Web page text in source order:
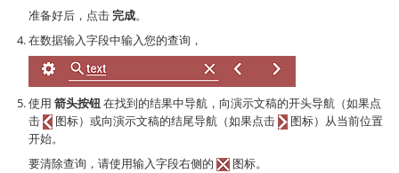
准备好后，点击完成。
在数据输入字段中输入您的查询，
使用 箭头按钮 在找到的结果中导航，向演示文稿的开头导航（如果点
击
图标）或向演示文稿的结尾导航（如果点击
图标）从当前位置
开始。
要清除查询，请使用输入字段右侧的
图标。